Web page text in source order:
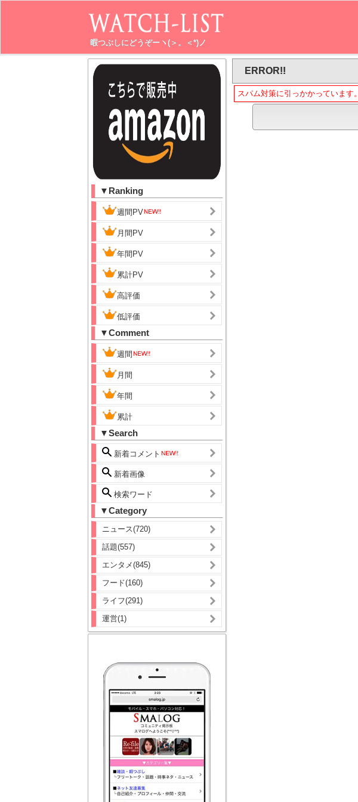
暇つぶしにどうぞーヽ(＞。＜*)ノ
▼Ranking
週間PV
月間PV
年間PV
累計PV
高評価
低評価
▼Comment
週間
月間
年間
累計
▼Search
新着コメント
新着画像
検索ワード
▼Category
ニュース(720)
話題(557)
エンタメ(845)
フード(160)
ライフ(291)
運営(1)
ERROR!!
スパム対策に引っかかっています。